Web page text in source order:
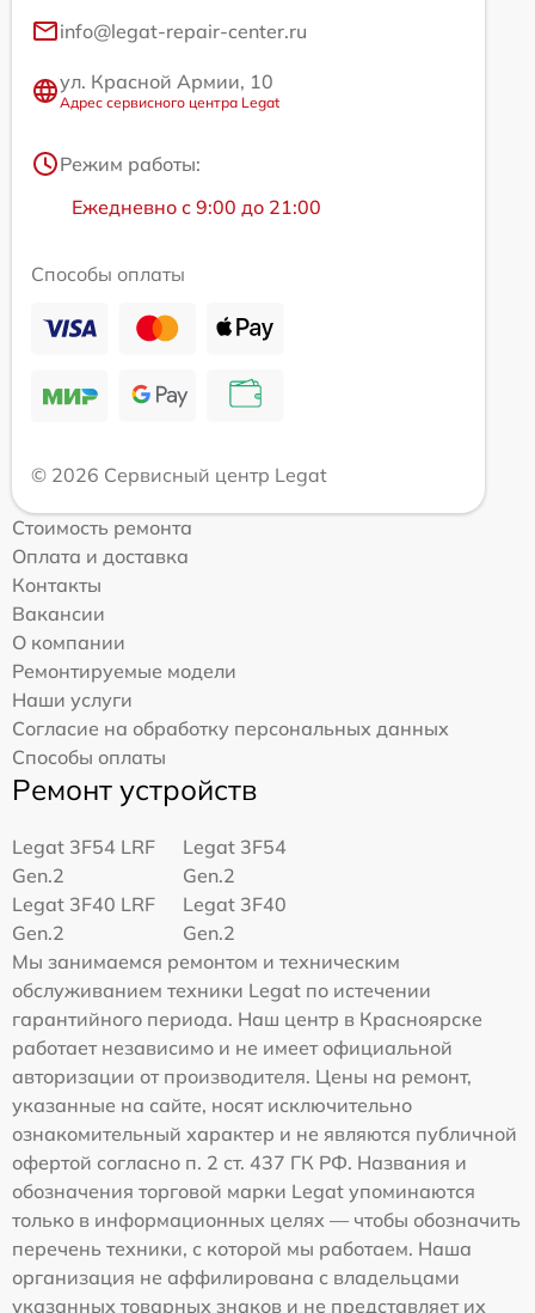
info@legat-repair-center.ru
ул. Красной Армии, 10
Адрес сервисного центра Legat
Режим работы:
Ежедневно с 9:00 до 21:00
Способы оплаты
© 2026 Сервисный центр Legat
Стоимость ремонта
Оплата и доставка
Контакты
Вакансии
О компании
Ремонтируемые модели
Наши услуги
Согласие на обработку персональных данных
Способы оплаты
Ремонт устройств
Legat 3F54 LRF
Gen.2
Legat 3F54
Gen.2
Legat 3F40 LRF
Gen.2
Legat 3F40
Gen.2
Мы занимаемся ремонтом и техническим
обслуживанием техники Legat по истечении
гарантийного периода. Наш центр в Красноярске
работает независимо и не имеет официальной
авторизации от производителя. Цены на ремонт,
указанные на сайте, носят исключительно
ознакомительный характер и не являются публичной
офертой согласно п. 2 ст. 437 ГК РФ. Названия и
обозначения торговой марки Legat упоминаются
только в информационных целях — чтобы обозначить
перечень техники, с которой мы работаем. Наша
организация не аффилирована с владельцами
указанных товарных знаков и не представляет их